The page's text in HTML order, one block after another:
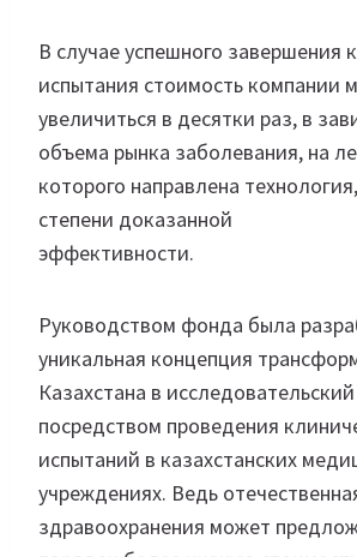
В случае успешного завершения
испытания стоимость компании
увеличиться в десятки раз, в
объема рынка заболевания, на
которого направлена
степени доказанной
Руководством фонда была
уникальная концепция
Казахстана в
посредством проведения
испытаний в казахстанских
учреждениях. Ведь
здравоохранения может